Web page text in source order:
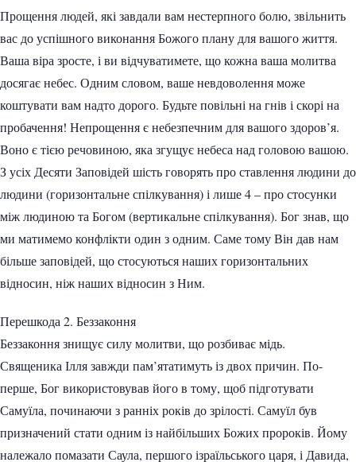
Прощення людей, які завдали вам нестерпного болю, звільнить
вас до успішного виконання Божого плану для вашого життя.
Ваша віра зросте, і ви відчуватимете, що кожна ваша молитва
досягає небес. Одним словом, ваше невдоволення може
коштувати вам надто дорого. Будьте повільні на гнів і скорі на
пробачення! Непрощення є небезпечним для вашого здоров’я.
Воно є тією речовиною, яка згущує небеса над головою вашою.
З усіх Десяти Заповідей шість говорять про ставлення людини до
людини (горизонтальне спілкування) і лише 4 – про стосунки
між людиною та Богом (вертикальне спілкування). Бог знав, що
ми матимемо конфлікти один з одним. Саме тому Він дав нам
більше заповідей, що стосуються наших горизонтальних
відносин, ніж наших відносин з Ним.
Перешкода 2. Беззаконня
Беззаконня знищує силу молитви, що розбиває мідь.
Священика Ілля завжди пам’ятатимуть із двох причин. По-
перше, Бог використовував його в тому, щоб підготувати
Самуїла, починаючи з ранніх років до зрілості. Самуїл був
призначений стати одним із найбільших Божих пророків. Йому
належало помазати Саула, першого ізраїльського царя, і Давида,